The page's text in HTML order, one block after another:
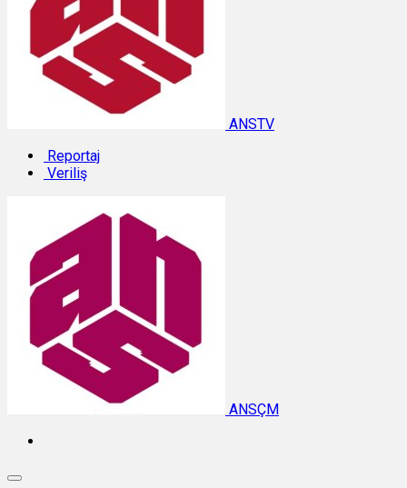
ANSTV
Reportaj
Veriliş
ANSÇM